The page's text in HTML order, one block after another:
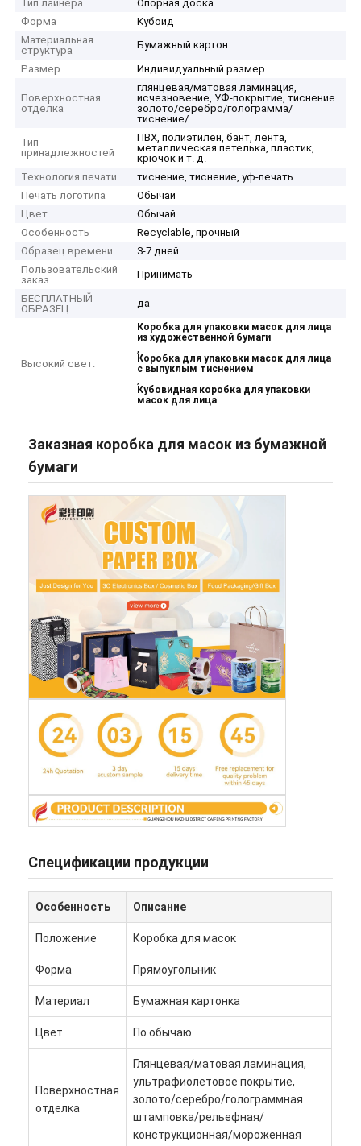
Продукты
Тип лайнера
Опорная доска
Форма
Кубоид
Материальная
структура
Бумажный картон
Размер
Индивидуальный размер
Поверхностная
отделка
глянцевая/матовая ламинация,
исчезновение, УФ-покрытие, тиснение
золото/серебро/голограмма/
тиснение/
Тип
принадлежностей
ПВХ, полиэтилен, бант, лента,
металлическая петелька, пластик,
крючок и т. д.
Технология печати
тиснение, тиснение, уф-печать
Печать логотипа
Обычай
Цвет
Обычай
Особенность
Recyclable, прочный
Образец времени
3-7 дней
Пользовательский
заказ
Принимать
БЕСПЛАТНЫЙ
ОБРАЗЕЦ
да
Высокий свет:
Коробка для упаковки масок для лица
из художественной бумаги
,
Коробка для упаковки масок для лица
с выпуклым тиснением
,
Кубовидная коробка для упаковки
масок для лица
Заказная коробка для масок из бумажной
бумаги
Спецификации продукции
Особенность Описание
Положение Коробка для масок
Форма Прямоугольник
Материал Бумажная картонка
Цвет По обычаю
Поверхностная
отделка
Глянцевая/матовая ламинация,
ультрафиолетовое покрытие,
золото/серебро/голограммная
штамповка/рельефная/
конструкционная/мороженная